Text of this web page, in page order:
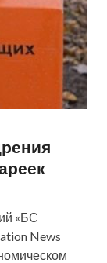
«БС
News